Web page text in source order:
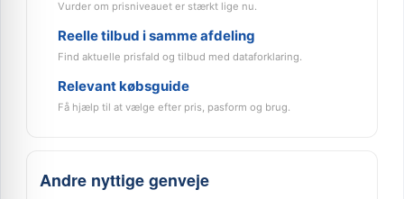
Vurder om prisniveauet er stærkt lige nu.
Reelle tilbud i samme afdeling
Find aktuelle prisfald og tilbud med dataforklaring.
Relevant købsguide
Få hjælp til at vælge efter pris, pasform og brug.
Andre nyttige genveje